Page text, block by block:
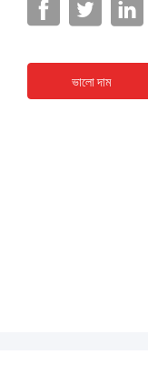
ভালো দাম